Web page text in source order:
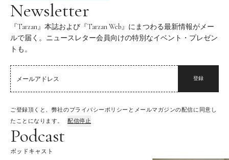
Newsletter
『Tarzan』本誌および『Tarzan Web』にまつわる最新情報がメー
ルで届く。ニュースレター会員向けの特別なイベント・プレゼン
トも。
登録
ご登録頂くと、弊社のプライバシーポリシーとメールマガジンの配信に同意し
たことになります。
配信停止
Podcast
ポッドキャスト